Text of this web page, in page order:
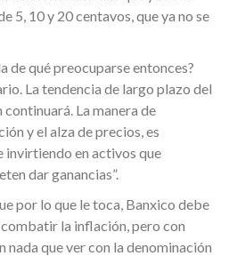
5, 10 y 20 centavos, que ya no se
de qué preocuparse entonces?
La tendencia de largo plazo del
La manera de
y el alza de precios, es
invirtiendo en activos que
dar ganancias”.
por lo que le toca, Banxico debe
la inflación, pero con
nada que ver con la denominación